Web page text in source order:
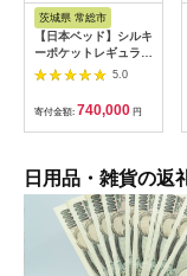
茨城県 常総市
【日本ベッド】シルキ
ーポケットレギュラー
11334 シングル 日本
ベッド シルキーポケ
ットレギュラー シン
グル 通気性 ロングセ
ラー 放湿性 ※沖縄
5.0
寄付金額: 740,000 円
日用品・雑貨の返